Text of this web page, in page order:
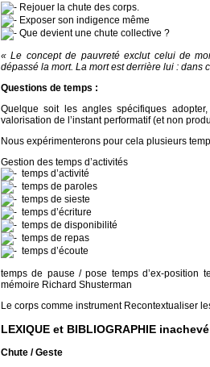
Rejouer la chute des corps.
Exposer son indigence même
Que devient une chute collective ?
« Le concept de pauvreté exclut celui de
dépassé la mort. La mort est derrière lui : dans
Questions de temps :
Quelque soit les angles spécifiques
valorisation de l’instant performatif (et non
Nous expérimenterons pour cela plusieurs
Gestion des temps d’activités
temps d’activité
temps de paroles
temps de sieste
temps d’écriture
temps de disponibilité
temps de repas
temps d’écoute
temps de pause / pose temps d’ex-position
mémoire Richard Shusterman
Le corps comme instrument Recontextualiser
LEXIQUE et BIBLIOGRAPHIE inachevé
Chute / Geste